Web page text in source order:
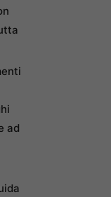
ad